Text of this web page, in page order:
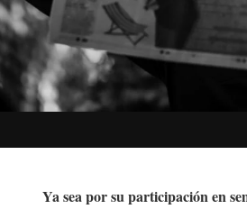
Ya sea por su participación en